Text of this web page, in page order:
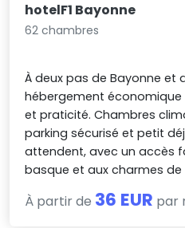
hotelF1 Bayonne
62 chambres
À deux pas de Bayonne et
hébergement
et praticité. Chambres
parking sécurisé et petit
attendent, avec un accès
basque et aux charmes de
À partir de 36 EUR par